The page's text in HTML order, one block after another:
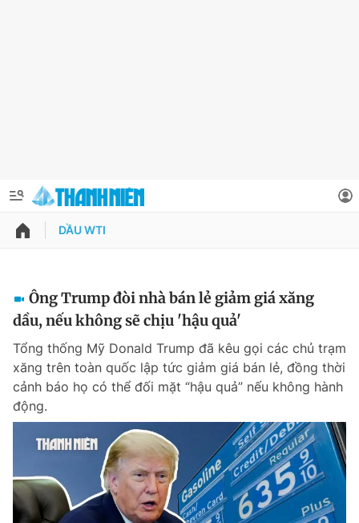
QUẢNG CÁO
Chuyên mục khác
Chào ngày mới
Tin thị trường Tin 360
Video Magazine
Thông tin tài khoản
Đổi mật khẩu
Tin đã lưu
Tin đã xem
Đăng xuất
DẦU WTI
Ông Trump đòi nhà bán lẻ giảm giá xăng
dầu, nếu không sẽ chịu 'hậu quả'
Tổng thống Mỹ Donald Trump đã kêu gọi các chủ trạm
xăng trên toàn quốc lập tức giảm giá bán lẻ, đồng thời
cảnh báo họ có thể đối mặt “hậu quả” nếu không hành
động.